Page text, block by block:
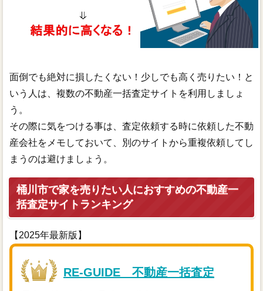
面倒でも絶対に損したくない！少しでも高く売りたい！と
いう人は、複数の不動産一括査定サイトを利用しましょ
う。
その際に気をつける事は、査定依頼する時に依頼した不動
産会社をメモしておいて、別のサイトから重複依頼してし
まうのは避けましょう。
桶川市で家を売りたい人におすすめの不動産一
括査定サイトランキング
【2025年最新版】
RE-GUIDE 不動産一括査定